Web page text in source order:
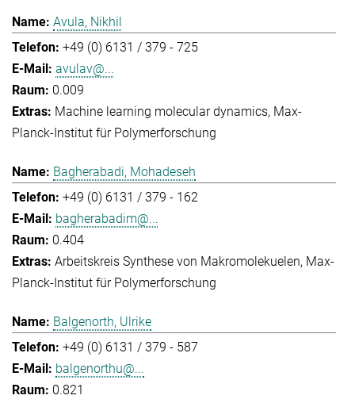
Avula, Nikhil
+49 (0) 6131 / 379 - 725
avulav@...
0.009
Machine learning molecular dynamics Max-
Planck-Institut für Polymerforschung
Bagherabadi, Mohadeseh
+49 (0) 6131 / 379 - 162
bagherabadim@...
0.404
Arbeitskreis Synthese von Makromolekuelen Max-
Planck-Institut für Polymerforschung
Balgenorth, Ulrike
+49 (0) 6131 / 379 - 587
balgenorthu@...
0.821